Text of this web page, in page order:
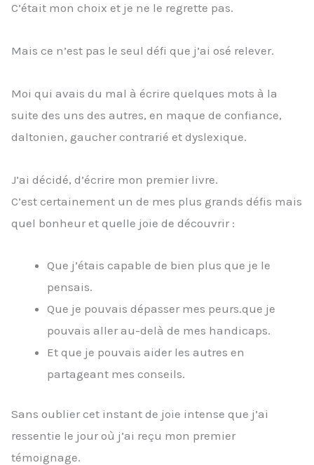
C’était mon choix et je ne le regrette pas.
Mais ce n’est pas le seul défi que j’ai osé relever.
Moi qui avais du mal à écrire quelques mots à la
suite des uns des autres, en maque de confiance,
daltonien, gaucher contrarié et dyslexique.
J’ai décidé, d’écrire mon premier livre.
C’est certainement un de mes plus grands défis mais
quel bonheur et quelle joie de découvrir :
Que j’étais capable de bien plus que je le
pensais.
Que je pouvais dépasser mes peurs.que je
pouvais aller au-delà de mes handicaps.
Et que je pouvais aider les autres en
partageant mes conseils.
Sans oublier cet instant de joie intense que j’ai
ressentie le jour où j’ai reçu mon premier
témoignage.